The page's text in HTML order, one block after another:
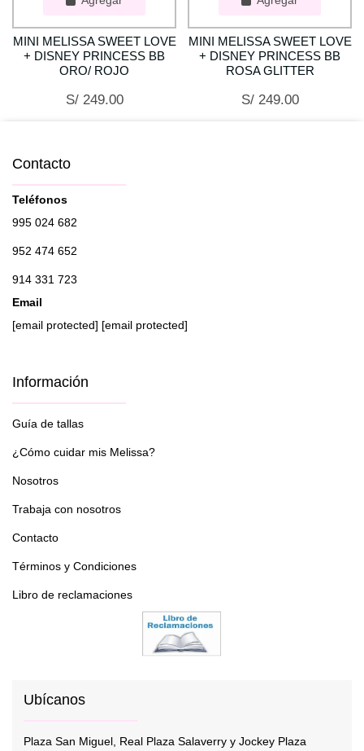
MINI MELISSA SWEET LOVE
+ DISNEY PRINCESS BB
ORO/ ROJO
S/ 249.00
MINI MELISSA SWEET LOVE
+ DISNEY PRINCESS BB
ROSA GLITTER
S/ 249.00
Contacto
Teléfonos
995 024 682
952 474 652
914 331 723
Email
[email protected] [email protected]
Información
Guía de tallas
¿Cómo cuidar mis Melissa?
Nosotros
Trabaja con nosotros
Contacto
Términos y Condiciones
Libro de reclamaciones
Ubícanos
Plaza San Miguel, Real Plaza Salaverry y Jockey Plaza